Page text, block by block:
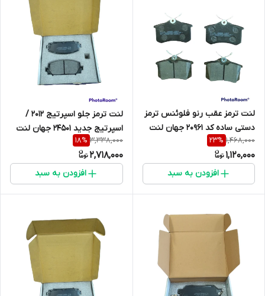
لنت ترمز عقب رنو فلوئنس ترمز
دستی ساده کد 20961 جهان لنت
1,468,000
23%
1,120,000
افزودن به سبد
لنت ترمز جلو اسپرتیج 2012 /
اسپرتیج جدید 24501 جهان لنت
3,338,000
18%
2,718,000
افزودن به سبد